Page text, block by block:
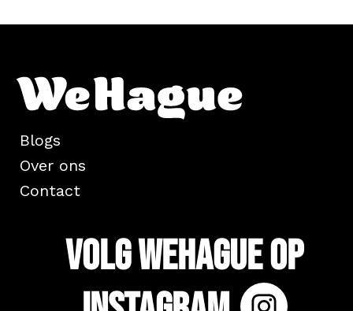
Blogs
Over ons
Contact
Volg WeHague op